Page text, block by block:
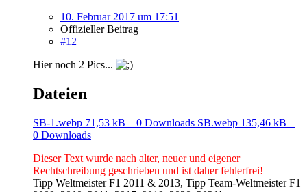
10. Februar 2017 um 17:51
Offizieller Beitrag
#12
Hier noch 2 Pics...
Dateien
SB-1.webp 71,53 kB – 0 Downloads SB.webp 135,46 kB –
0 Downloads
Dieser Text wurde nach alter, neuer und eigener
Rechtschreibung geschrieben und ist daher fehlerfrei!
Tipp Weltmeister F1 2011 & 2013, Tipp Team-Weltmeister F1